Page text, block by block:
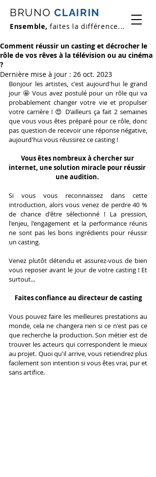
BRUNO CLAIRIN
Ensemble, faites la différence...
Comment réussir un casting et décrocher le
rôle de vos rêves à la télévision ou au cinéma
?
Dernière mise à jour : 26 oct. 2023
Bonjour les artistes, c'est aujourd'hui le grand
jour 🤩 Vous avez postulé pour un rôle qui va
probablement changer votre vie et propulser
votre carrière ! 😍 D'ailleurs ça fait 2 semaines
que vous vous êtes préparé pour ce rôle, donc
pas question de recevoir une réponse négative,
aujourd'hui vous réussirez ce casting !
Vous êtes nombreux à chercher sur
internet, une solution miracle pour réussir
une audition.
Si vous vous reconnaissez dans cette
introduction, alors vous venez de perdre 40 %
de chance d'être sélectionné ! La pression,
l'enjeu, l'engagement et la performance réunis
ne sont pas les bons ingrédients pour réussir
un casting.
Venez plutôt détendu et assurez-vous de bien
vous reposer avant le jour de votre casting ! Et
surtout...
Faites confiance au directeur de casting
Vous pouvez faire les meilleures prestations au
monde, cela ne changera rien si ce n'est pas ce
que recherche la production. Son métier est de
trouver les acteurs qui correspondent le mieux
au projet. Quoi qu'il arrive, vous retiendrez plus
facilement son intention si vous êtes vrai, pur et
sans artifice.